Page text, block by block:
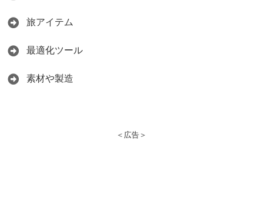
旅アイテム
最適化ツール
素材や製造
＜広告＞